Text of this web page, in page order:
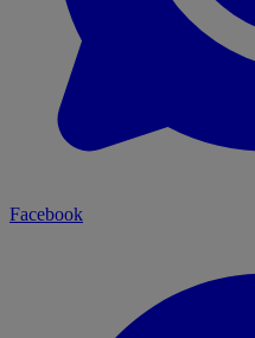
Facebook